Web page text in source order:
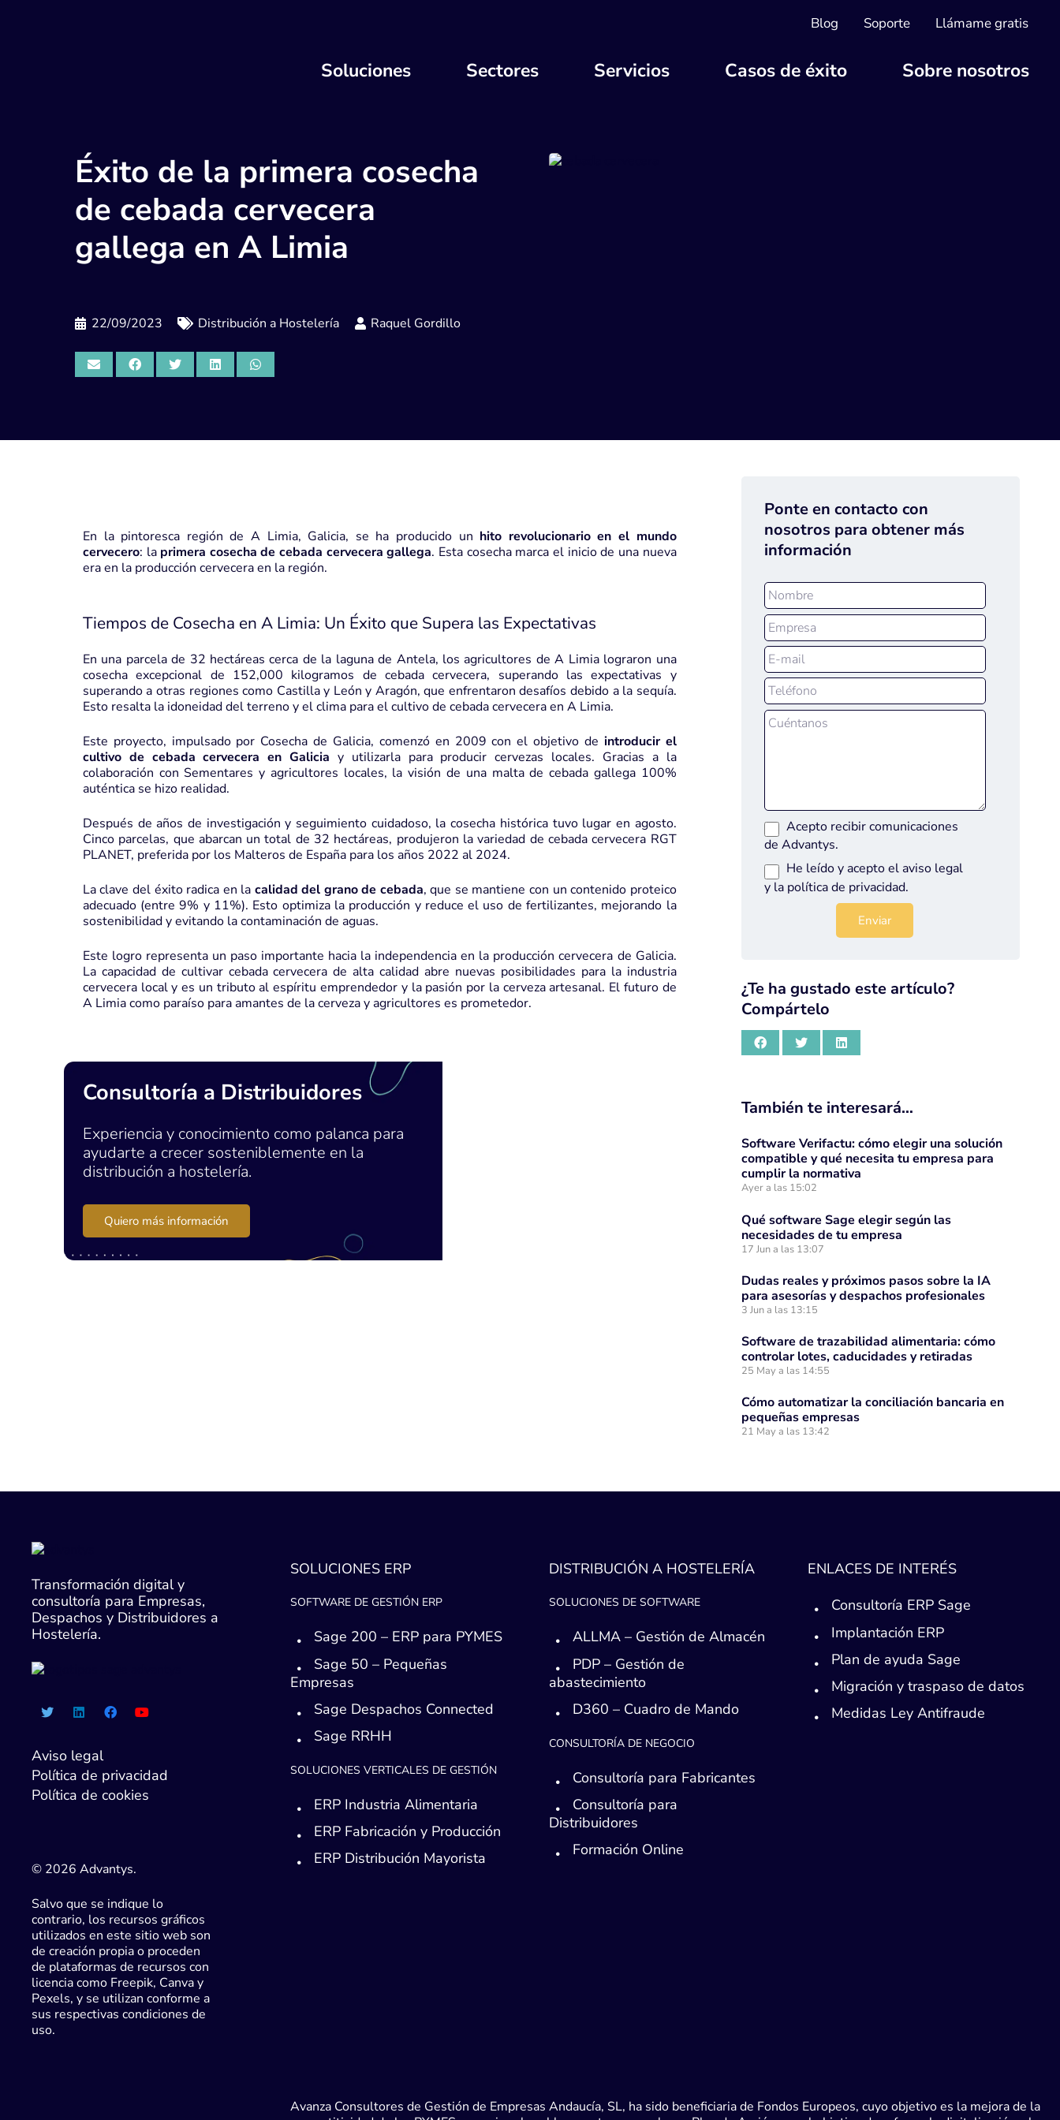
Blog Soporte Llámame gratis
Soluciones Sectores Servicios Casos de éxito Sobre nosotros
Éxito de la primera cosecha
de cebada cervecera
gallega en A Limia
22/09/2023 Distribución a Hostelería Raquel Gordillo
En la pintoresca región de A Limia, Galicia, se ha producido un hito revolucionario en el mundo
cervecero: la primera cosecha de cebada cervecera gallega. Esta cosecha marca el inicio de una nueva
era en la producción cervecera en la región.
Tiempos de Cosecha en A Limia: Un Éxito que Supera las Expectativas
En una parcela de 32 hectáreas cerca de la laguna de Antela, los agricultores de A Limia lograron una
cosecha excepcional de 152,000 kilogramos de cebada cervecera, superando las expectativas y
superando a otras regiones como Castilla y León y Aragón, que enfrentaron desafíos debido a la sequía.
Esto resalta la idoneidad del terreno y el clima para el cultivo de cebada cervecera en A Limia.
Este proyecto, impulsado por Cosecha de Galicia, comenzó en 2009 con el objetivo de introducir el
cultivo de cebada cervecera en Galicia y utilizarla para producir cervezas locales. Gracias a la
colaboración con Sementares y agricultores locales, la visión de una malta de cebada gallega 100%
auténtica se hizo realidad.
Después de años de investigación y seguimiento cuidadoso, la cosecha histórica tuvo lugar en agosto.
Cinco parcelas, que abarcan un total de 32 hectáreas, produjeron la variedad de cebada cervecera RGT
PLANET, preferida por los Malteros de España para los años 2022 al 2024.
La clave del éxito radica en la calidad del grano de cebada, que se mantiene con un contenido proteico
adecuado (entre 9% y 11%). Esto optimiza la producción y reduce el uso de fertilizantes, mejorando la
sostenibilidad y evitando la contaminación de aguas.
Este logro representa un paso importante hacia la independencia en la producción cervecera de Galicia.
La capacidad de cultivar cebada cervecera de alta calidad abre nuevas posibilidades para la industria
cervecera local y es un tributo al espíritu emprendedor y la pasión por la cerveza artesanal. El futuro de
A Limia como paraíso para amantes de la cerveza y agricultores es prometedor.
Consultoría a Distribuidores
Experiencia y conocimiento como palanca para
ayudarte a crecer sosteniblemente en la
distribución a hostelería.
Quiero más información
Ponte en contacto con
nosotros para obtener más
información
Acepto recibir comunicaciones
de Advantys.
He leído y acepto el aviso legal
y la política de privacidad.
¿Te ha gustado este artículo?
Compártelo
También te interesará…
Software Verifactu: cómo elegir una solución
compatible y qué necesita tu empresa para
cumplir la normativa
Ayer a las 15:02
Qué software Sage elegir según las
necesidades de tu empresa
17 Jun a las 13:07
Dudas reales y próximos pasos sobre la IA
para asesorías y despachos profesionales
3 Jun a las 13:15
Software de trazabilidad alimentaria: cómo
controlar lotes, caducidades y retiradas
25 May a las 14:55
Cómo automatizar la conciliación bancaria en
pequeñas empresas
21 May a las 13:42
Transformación digital y
consultoría para Empresas,
Despachos y Distribuidores a
Hostelería.
Aviso legal
Política de privacidad
Política de cookies
© 2026 Advantys.
Salvo que se indique lo
contrario, los recursos gráficos
utilizados en este sitio web son
de creación propia o proceden
de plataformas de recursos con
licencia como Freepik, Canva y
Pexels, y se utilizan conforme a
sus respectivas condiciones de
uso.
SOLUCIONES ERP
SOFTWARE DE GESTIÓN ERP
Sage 200 – ERP para PYMES
Sage 50 – Pequeñas
Empresas
Sage Despachos Connected
Sage RRHH
SOLUCIONES VERTICALES DE GESTIÓN
ERP Industria Alimentaria
ERP Fabricación y Producción
ERP Distribución Mayorista
Avanza Consultores de Gestión de Empresas Andaucía, SL, ha sido beneficiaria de Fondos Europeos, cuyo objetivo es la mejora de la
DISTRIBUCIÓN A HOSTELERÍA
SOLUCIONES DE SOFTWARE
ALLMA – Gestión de Almacén
PDP – Gestión de
abastecimiento
D360 – Cuadro de Mando
CONSULTORÍA DE NEGOCIO
Consultoría para Fabricantes
Consultoría para
Distribuidores
Formación Online
ENLACES DE INTERÉS
Consultoría ERP Sage
Implantación ERP
Plan de ayuda Sage
Migración y traspaso de datos
Medidas Ley Antifraude